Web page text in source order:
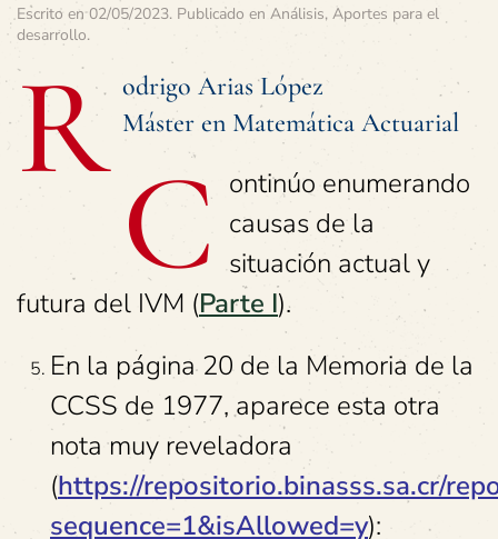
Escrito en02/05/2023. Publicado en Análisis, Aportes para el
desarrollo.
R odrigo Arias López
Máster en Matemática Actuarial
C ontinúo enumerando
causas de la
situación actual y
futura del IVM (Parte I).
En la página 20 de la Memoria de la
CCSS de 1977, aparece esta otra
nota muy reveladora
(https://repositorio.binasss.sa.cr/
sequence=1&isAllowed=y):